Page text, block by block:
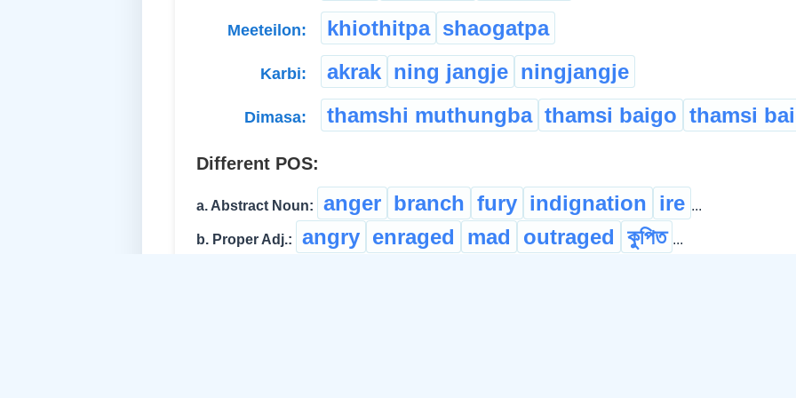
Meeteilon: khiothitpa shaogatpa
Karbi: akrak ning jangje ningjangje
Dimasa: thamshi muthungba thamsi baigo thamsi
Different POS:
a. Abstract Noun: anger branch fury indignation ire ...
b. Proper Adj.: angry enraged mad outraged কুপিত ...